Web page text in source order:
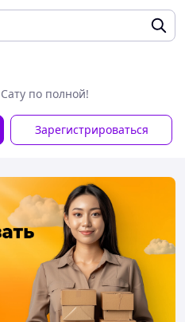
по полной!
Зарегистрироваться